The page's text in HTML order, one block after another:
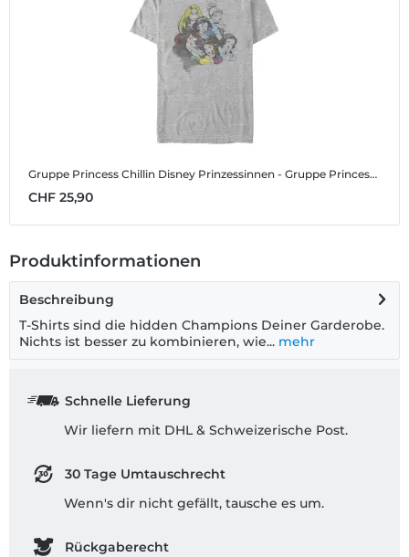
Gruppe Princess Chillin Disney Prinzessinnen - Gruppe Princess Chillin - Männer T-Shirt
CHF 25,90
Produktinformationen
Beschreibung
T-Shirts sind die hidden Champions Deiner Garderobe.
Nichts ist besser zu kombinieren, wie... mehr
Schnelle Lieferung
Wir liefern mit DHL & Schweizerische Post.
30 Tage Umtauschrecht
Wenn's dir nicht gefällt, tausche es um.
Rückgaberecht